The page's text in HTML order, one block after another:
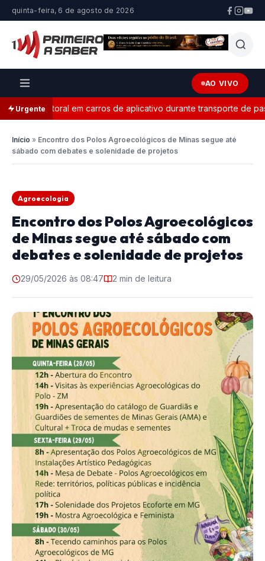
quinta-feira, 6 de agosto de 2026
AO VIVO
Urgente
eleitoral em carros de aplicativo durante transporte de
Início » Encontro dos Polos Agroecológicos de Minas segue até
sábado com debates e solenidade de projetos
Agroecologia
Encontro dos Polos Agroecológicos
de Minas segue até sábado com
debates e solenidade de projetos
29/05/2026 às 08:47 2 min de leitura